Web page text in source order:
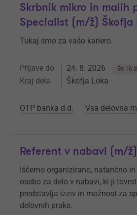
Skrbnik mikro in malih
Specialist (m/ž) Škofja
Tukaj smo za vašo kariero.
Prijave do 24. 8. 2026 Še 16
Kraj dela Škofja Loka
OTP banka d.d. Vsa delovna
Referent v nabavi (m/ž)
Iščemo organizirano, natančno
osebo za delo v nabavi, ki ji
predstavlja izziv in možnost za
delovnih praks.